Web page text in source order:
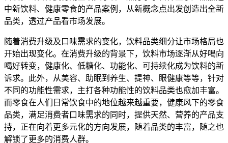
中新饮料、健康零食的产品案例，从新概念点出发创造出全新
品类，透过产品看市场发展。
随着消费升级及口味需求的变化，饮料品类细分让市场格局也
开始出现变化。在消费升级的背景下，饮料市场逐渐从好喝向
喝好转变，健康化、低糖化、功能化、可持续化成为饮料的新
诉求。此外，从美容、助眠到养生、提神、眼健康等等，针对
不同的功能性需求，主打各种功能性的饮料品类也愈加丰富。
而零食在人们日常饮食中的地位越来越重要，健康风下的零食
品类，满足消费者口味需求的同时，提供天然、营养的产品支
持，正在向着更多元化的方向发展，随着品类的丰富，随之也
解锁了更多的消费人群。